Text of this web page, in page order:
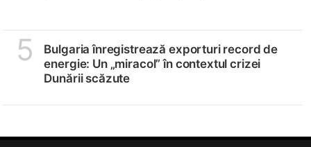
5
Bulgaria înregistrează exporturi record de
energie: Un „miracol” în contextul crizei
Dunării scăzute